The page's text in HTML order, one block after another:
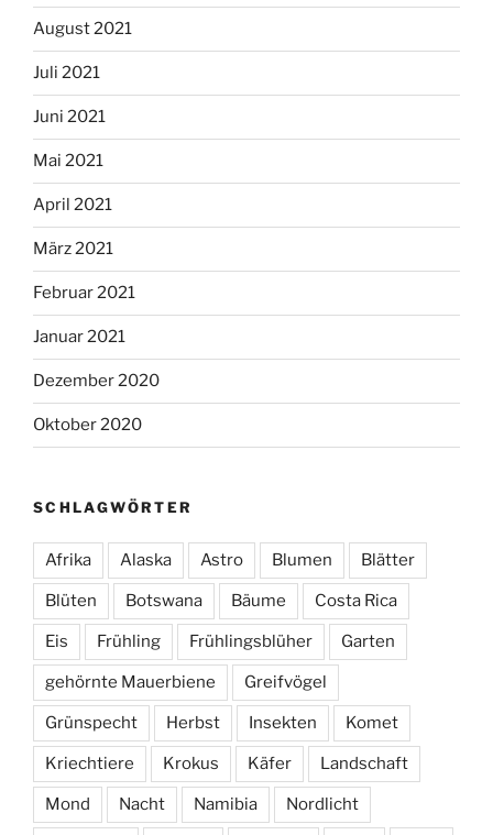
August 2021
Juli 2021
Juni 2021
Mai 2021
April 2021
März 2021
Februar 2021
Januar 2021
Dezember 2020
Oktober 2020
SCHLAGWÖRTER
Afrika Alaska Astro Blumen Blätter
Blüten Botswana Bäume Costa Rica
Eis Frühling Frühlingsblüher Garten
gehörnte Mauerbiene Greifvögel
Grünspecht Herbst Insekten Komet
Kriechtiere Krokus Käfer Landschaft
Mond Nacht Namibia Nordlicht